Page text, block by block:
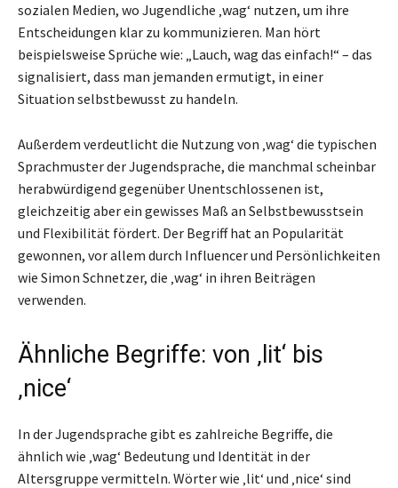
sozialen Medien, wo Jugendliche ‚wag‘ nutzen, um ihre
Entscheidungen klar zu kommunizieren. Man hört
beispielsweise Sprüche wie: „Lauch, wag das einfach!“ – das
signalisiert, dass man jemanden ermutigt, in einer
Situation selbstbewusst zu handeln.
Außerdem verdeutlicht die Nutzung von ‚wag‘ die typischen
Sprachmuster der Jugendsprache, die manchmal scheinbar
herabwürdigend gegenüber Unentschlossenen ist,
gleichzeitig aber ein gewisses Maß an Selbstbewusstsein
und Flexibilität fördert. Der Begriff hat an Popularität
gewonnen, vor allem durch Influencer und Persönlichkeiten
wie Simon Schnetzer, die ‚wag‘ in ihren Beiträgen
verwenden.
Ähnliche Begriffe: von ‚lit‘ bis
‚nice‘
In der Jugendsprache gibt es zahlreiche Begriffe, die
ähnlich wie ‚wag‘ Bedeutung und Identität in der
Altersgruppe vermitteln. Wörter wie ‚lit‘ und ‚nice‘ sind